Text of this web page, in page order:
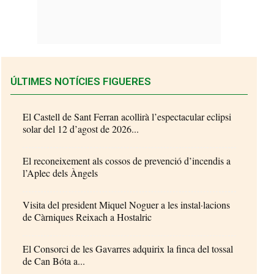
ÚLTIMES NOTÍCIES FIGUERES
El Castell de Sant Ferran acollirà l’espectacular eclipsi
solar del 12 d’agost de 2026...
El reconeixement als cossos de prevenció d’incendis a
l’Aplec dels Àngels
Visita del president Miquel Noguer a les instal·lacions
de Càrniques Reixach a Hostalric
El Consorci de les Gavarres adquirix la finca del tossal
de Can Bóta a...